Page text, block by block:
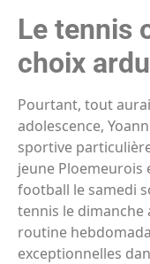
Le tennis
choix
Pourtant, tout
adolescence,
sportive
jeune
football le samedi
tennis le dimanche
routine
exceptionnelles